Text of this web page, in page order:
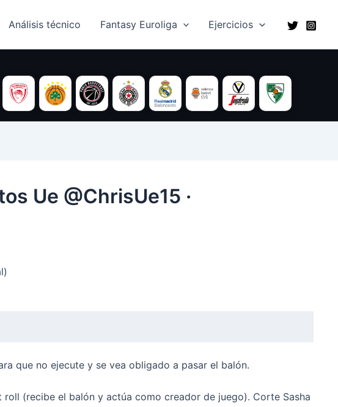
Análisis técnico​ Fantasy Euroliga Ejercicios
Ue @ChrisUe15 ·
que no ejecute y se vea obligado a pasar el balón.
(recibe el balón y actúa como creador de juego). Corte Sasha